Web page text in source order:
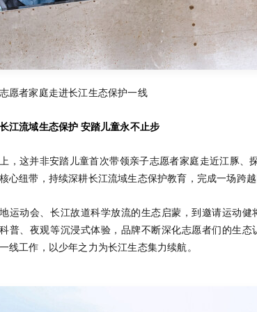
愿者家庭走进长江生态保护一线
江流域生态保护 安踏儿童永不止步
，这并非安踏儿童首次带领亲子志愿者家庭走近江豚、
心纽带，持续深耕长江流域生态保护教育，完成一场跨越
运动会、长江故道科学放流的生态启蒙，到邀请运动健
普、夜观等沉浸式体验，品牌不断深化志愿者们的生
线工作，以少年之力为长江生态集力续航。